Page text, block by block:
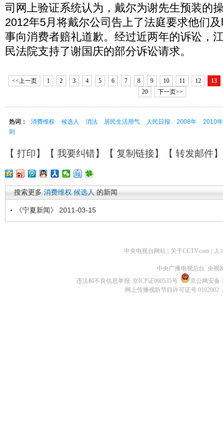
司网上验证系统认为，戴尔为谢先生预装的
2012年5月将戴尔公司告上了法庭要求他们
事向消费者赔礼道歉。经过近两年的诉讼，
民法院支持了谢国庆的部分诉讼请求。
<<上一页 1 2 3 4 5 6 7 8 9 10 11 12
13
20
下一页>>
热词： 消费维权 候选人 消法 居民生活用气 人民日报 2008年
2010
则
【 打印】【 我要纠错】【 复制链接】【 转发邮件
搜索更多 消费维权 候选人 的新闻
《宁夏新闻》 2011-03-15
中央电视台网站 关于CCTV.com 人
中央广播电视总台 央视
违法和不良信息举报 京ICP证060535号
京公网安备
网上传播视听节目许可证号 0102002